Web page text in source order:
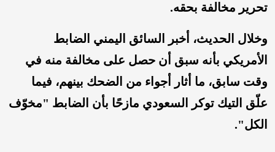
تحرير مخالفة بحقه.
‏وخلال الحديث، أخبر السائق اليمني الضابط
الأمريكي بأنه سبق أن حصل على مخالفة منه في
وقت سابق، ما أثار أجواء من الضحك بينهم، فيما
علّق التيك توكر السعودي مازحًا بأن الضابط "مخوّف
الكل".